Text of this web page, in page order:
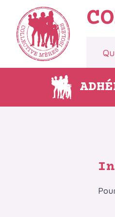
contenu